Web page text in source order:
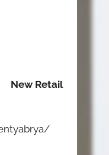
New Retail